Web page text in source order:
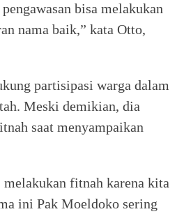
bisa melakukan
nama baik,” kata Otto,
partisipasi warga dalam
Meski demikian, dia
saat menyampaikan
melakukan fitnah karena kita
ini Pak Moeldoko sering